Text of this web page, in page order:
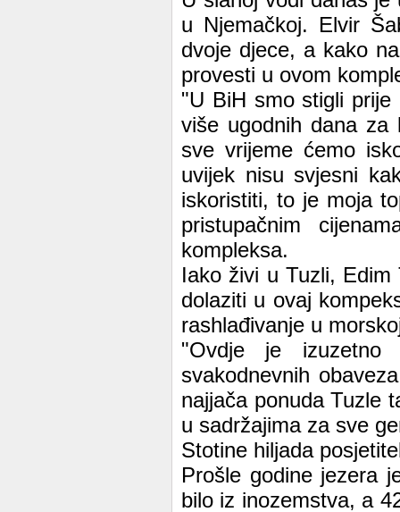
u Njemačkoj. Elvir
dvoje djece, a kako
provesti u ovom
"U BiH smo stigli
više ugodnih dana
sve vrijeme ćemo
uvijek nisu svjesni
iskoristiti, to je moja
pristupačnim
kompleksa.
Iako živi u Tuzli, Edim
dolaziti u ovaj
rashlađivanje u
"Ovdje je
svakodnevnih
najjača ponuda Tuzle
u sadržajima za sve
Stotine hiljada
Prošle godine jezera
bilo iz inozemstva, a